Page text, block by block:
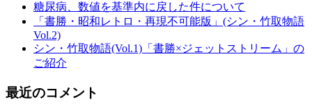
糖尿病、数値を基準内に戻した件について
「書勝・昭和レトロ・再現不可能版」(シン・竹取物語
Vol.2)
シン・竹取物語(Vol.1)「書勝×ジェットストリーム」の
ご紹介
最近のコメント